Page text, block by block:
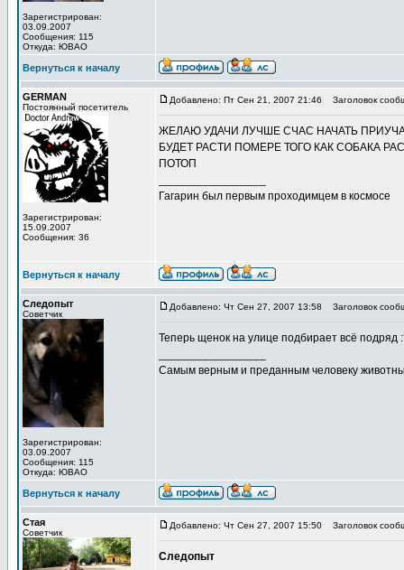
Зарегистрирован:
03.09.2007
Сообщения: 115
Откуда: ЮВАО
Вернуться к началу
GERMAN
Постоянный посетитель
Зарегистрирован:
15.09.2007
Сообщения: 36
Добавлено: Пт Сен 21, 2007 21:46 Заголовок
ЖЕЛАЮ УДАЧИ ЛУЧШЕ СЧАС НАЧАТЬ
БУДЕТ РАСТИ ПОМЕРЕ ТОГО КАК СОБАКА
ПОТОП
Гагарин был первым проходимцем в космосе
Вернуться к началу
Следопыт
Советчик
Зарегистрирован:
03.09.2007
Сообщения: 115
Откуда: ЮВАО
Добавлено: Чт Сен 27, 2007 13:58 Заголовок
Теперь щенок на улице подбирает всё подряд
Самым верным и преданным человеку
Вернуться к началу
Стая
Советчик
Добавлено: Чт Сен 27, 2007 15:50 Заголовок
Следопыт